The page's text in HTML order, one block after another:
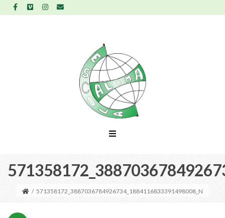
/ 571358172_3887036784926734_1884116833391498008_N